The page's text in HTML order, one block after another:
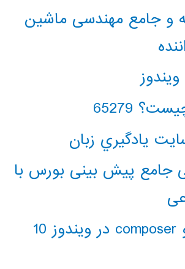
و جامع مهندسی ماشین
65279
يادگيري زبان
جامع پیش بینی بورس با